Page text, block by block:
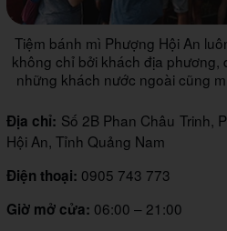
Tiệm bánh mì Phượng Hội An
không chỉ bởi khách địa phương,
những khách nước ngoài cũng
Địa chỉ: Số 2B Phan Châu Trinh,
Hội An, Tỉnh Quảng Nam
Điện thoại: 0905 743 773
Giờ mở cửa: 06:00 – 21:00